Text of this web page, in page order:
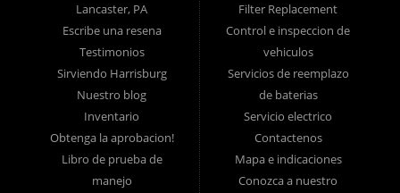
SUV usados ??y sedanes usados ??en Lancaster PA y el
condado de Lancaster. >br> En Ticket To Ride, comprendemos su
situación y podemos lograr que lo aprueben para el automóvil
usado, camión usado, camioneta usada, SUV usado o sedán
usado de sus sueños hoy! Somos el hogar del préstamo de auto
fácil! Tenemos financiamiento para automóviles fácil, pagos
iniciales bajos y planes de pago fáciles. Si necesita un préstamo
para auto en Lancaster, ha encontrado el lugar correcto, si usted
Lancaster, PA
Escribe una resena
Testimonios
Sirviendo Harrisburg
Nuestro blog
Inventario
Obtenga la aprobacion!
Libro de prueba de
manejo
Filter Replacement
Control e inspeccion de
vehiculos
Servicios de reemplazo
de baterias
Servicio electrico
Contactenos
Mapa e indicaciones
Conozca a nuestro